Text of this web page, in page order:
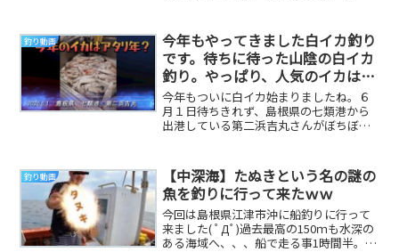
釣り動画
今年もやってきました白イカ釣り
です。待ちに待った山陰の白イカ
釣り。やっぱり、人気のイカは
遥。今年はアタリ年になるの
か？？楽しみで仕方ないですね。
今年もついに白イカ始まりましたね。６
月１日待ちきれず、島根県の七類港から
出港している第二浜吉丸さんがぼちぼち
釣り動画
【中深海】たぬきという名の謎の
魚を釣りに行って来たｗｗ
今回は島根県江津市沖に船釣りに行って
来ました( ﾟДﾟ)過去最高の150ｍも水深の
ある海域へ、、、船で走る事1時間半。よ